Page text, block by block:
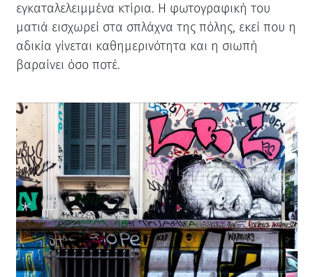
εγκαταλελειμμένα κτίρια. Η φωτογραφική του
ματιά εισχωρεί στα σπλάχνα της πόλης, εκεί που η
αδικία γίνεται καθημερινότητα και η σιωπή
βαραίνει όσο ποτέ.